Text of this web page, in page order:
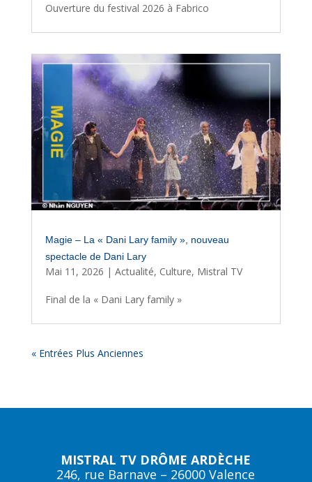
Ouverture du festival 2026 à Fabrico
Magie – La « Dani Lary family », nouveau
spectacle de Dani Lary
Mai 11, 2026 | Actualité, Culture, Mistral TV
Final de la « Dani Lary family »
« Entrées Plus Anciennes
MISTRAL TV DRÔME ARDÈCHE
246, rue Barnave – 26000 Valence